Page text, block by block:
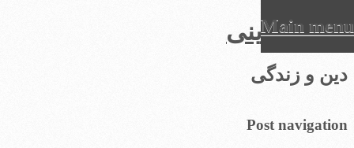
عرفان دینی
دین و زندگی
Main menu
to
content
Post navigation